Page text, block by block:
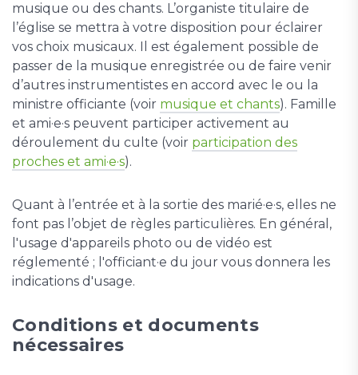
musique ou des chants. L’organiste titulaire de
l’église se mettra à votre disposition pour éclairer
vos choix musicaux. Il est également possible de
passer de la musique enregistrée ou de faire venir
d’autres instrumentistes en accord avec le ou la
ministre officiante (voir musique et chants). Famille
et ami·e·s peuvent participer activement au
déroulement du culte (voir participation des
proches et ami·e·s).
Quant à l’entrée et à la sortie des marié·e·s, elles ne
font pas l’objet de règles particulières. En général,
l'usage d'appareils photo ou de vidéo est
réglementé ; l'officiant·e du jour vous donnera les
indications d'usage.
Conditions et documents
nécessaires